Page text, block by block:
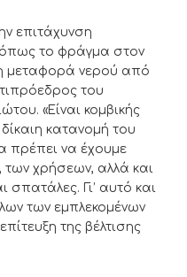
επιτάχυνση
όπως το φράγμα στον
μεταφορά νερού από
του
«Είναι κομβικής
κατανομή του
πρέπει να έχουμε
των χρήσεων, αλλά και
σπατάλες. Γι’ αυτό και
των εμπλεκομένων
της βέλτισης